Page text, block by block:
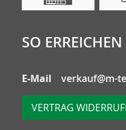
SO
E-Mail verkauf@m-
VERTRAG